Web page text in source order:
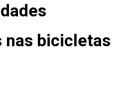
nas bicicletas